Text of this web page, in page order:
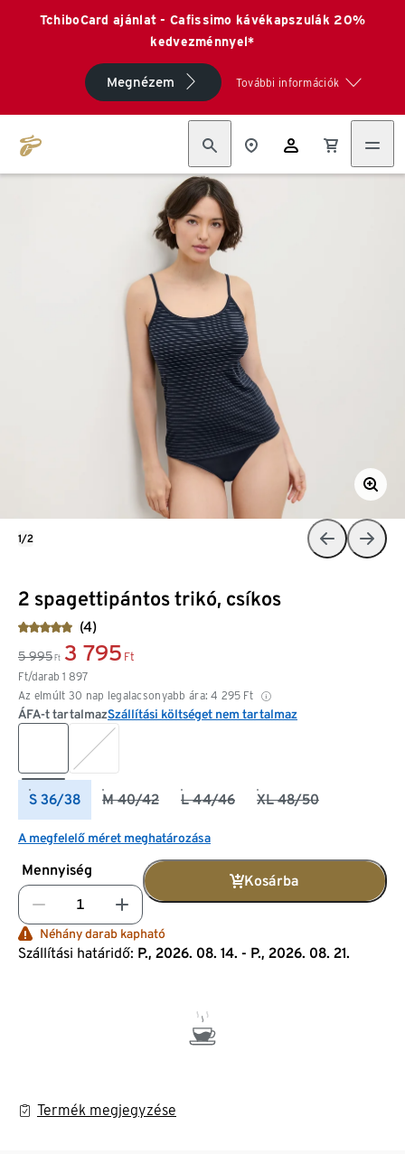
TchiboCard ajánlat - Cafissimo kávékapszulák 20%
kedvezménnyel*
Megnézem További információk
2 spagettipántos trikó, csíkos
(4)
5 995 Ft 3 795 Ft
Ft/darab 1 897
Az elmúlt 30 nap legalacsonyabb ára: 4 295 Ft
ÁFA-t tartalmazSzállítási költséget nem tartalmaz
S 36/38 M 40/42 L 44/46 XL 48/50
A megfelelő méret meghatározása
Mennyiség
Kosárba
Néhány darab kapható
Szállítási határidő: P., 2026. 08. 14. - P., 2026. 08. 21.
Termék megjegyzése
1/2